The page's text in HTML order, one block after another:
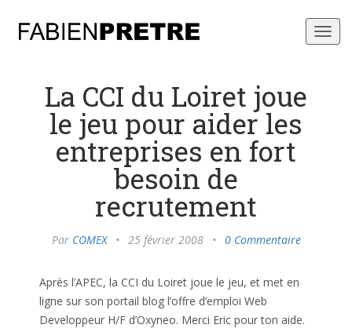
La CCI du Loiret joue
le jeu pour aider les
entreprises en fort
besoin de
recrutement
Par COMEX • 25 février 2008 • 0 Commentaire
Après l’APEC, la CCI du Loiret joue le jeu, et met en
ligne sur son portail blog l’offre d’emploi Web
Developpeur H/F d’Oxyneo. Merci Eric pour ton aide.